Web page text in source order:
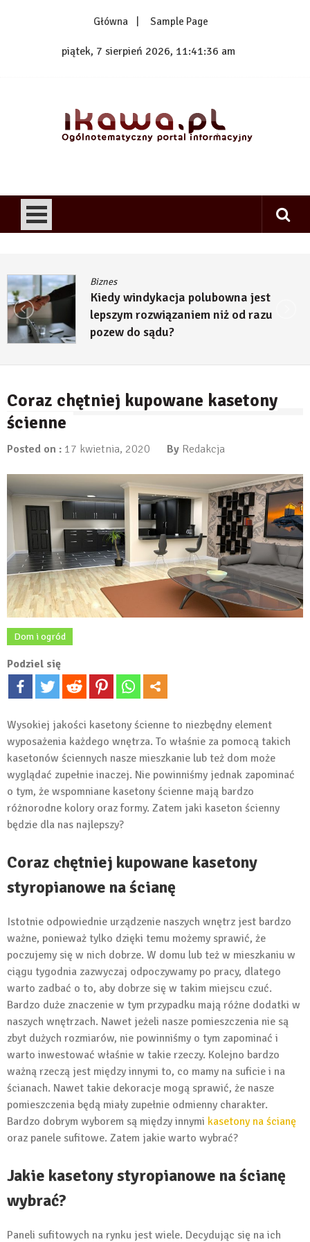
Główna Sample Page
piątek, 7 sierpień 2026, 11:41:37 am
Biznes
Kiedy windykacja polubowna jest
lepszym rozwiązaniem niż od razu
pozew do sądu?
Coraz chętniej kupowane kasetony
ścienne
Posted on : 17 kwietnia, 2020 By Redakcja
Dom i ogród
Podziel się
Wysokiej jakości kasetony ścienne to niezbędny element
wyposażenia każdego wnętrza. To właśnie za pomocą takich
kasetonów ściennych nasze mieszkanie lub też dom może
wyglądać zupełnie inaczej. Nie powinniśmy jednak zapominać
o tym, że wspomniane kasetony ścienne mają bardzo
różnorodne kolory oraz formy. Zatem jaki kaseton ścienny
będzie dla nas najlepszy?
Coraz chętniej kupowane kasetony
styropianowe na ścianę
Istotnie odpowiednie urządzenie naszych wnętrz jest bardzo
ważne, ponieważ tylko dzięki temu możemy sprawić, że
poczujemy się w nich dobrze. W domu lub też w mieszkaniu w
ciągu tygodnia zazwyczaj odpoczywamy po pracy, dlatego
warto zadbać o to, aby dobrze się w takim miejscu czuć.
Bardzo duże znaczenie w tym przypadku mają różne dodatki w
naszych wnętrzach. Nawet jeżeli nasze pomieszczenia nie są
zbyt dużych rozmiarów, nie powinniśmy o tym zapominać i
warto inwestować właśnie w takie rzeczy. Kolejno bardzo
ważną rzeczą jest między innymi to, co mamy na suficie i na
ścianach. Nawet takie dekoracje mogą sprawić, że nasze
pomieszczenia będą miały zupełnie odmienny charakter.
Bardzo dobrym wyborem są między innymi kasetony na ścianę
oraz panele sufitowe. Zatem jakie warto wybrać?
Jakie kasetony styropianowe na ścianę
wybrać?
Paneli sufitowych na rynku jest wiele. Decydując się na ich